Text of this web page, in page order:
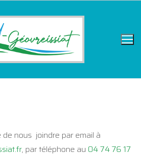
de nous joindre par email à
, par téléphone au 04 74 76 17